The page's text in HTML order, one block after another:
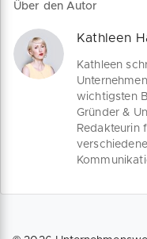
Über den Autor
Kathleen
Kathleen
wichtigsten
Gründer &
Redakteurin